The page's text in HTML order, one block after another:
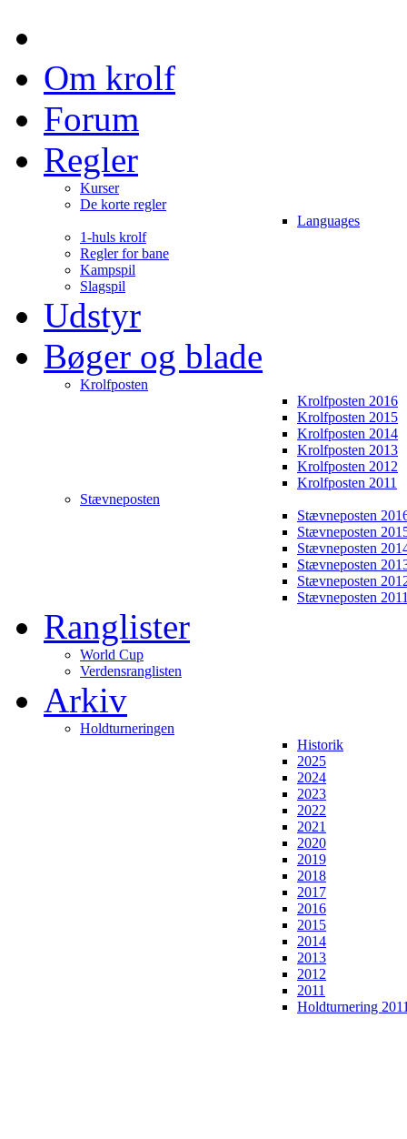
Om krolf
Forum
Regler
Kurser
De korte regler
Languages
1-huls krolf
Regler for bane
Kampspil
Slagspil
Udstyr
Bøger og blade
Krolfposten
Krolfposten 2016
Krolfposten 2015
Krolfposten 2014
Krolfposten 2013
Krolfposten 2012
Krolfposten 2011
Stævneposten
Stævneposten
Stævneposten
Stævneposten
Stævneposten
Stævneposten
Stævneposten
Ranglister
World Cup
Verdensranglisten
Arkiv
Holdturneringen
Historik
2025
2024
2023
2022
2021
2020
2019
2018
2017
2016
2015
2014
2013
2012
2011
Holdturnering